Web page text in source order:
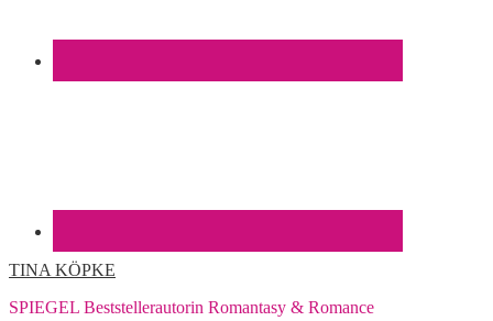
TINA KÖPKE
SPIEGEL Beststellerautorin Romantasy & Romance